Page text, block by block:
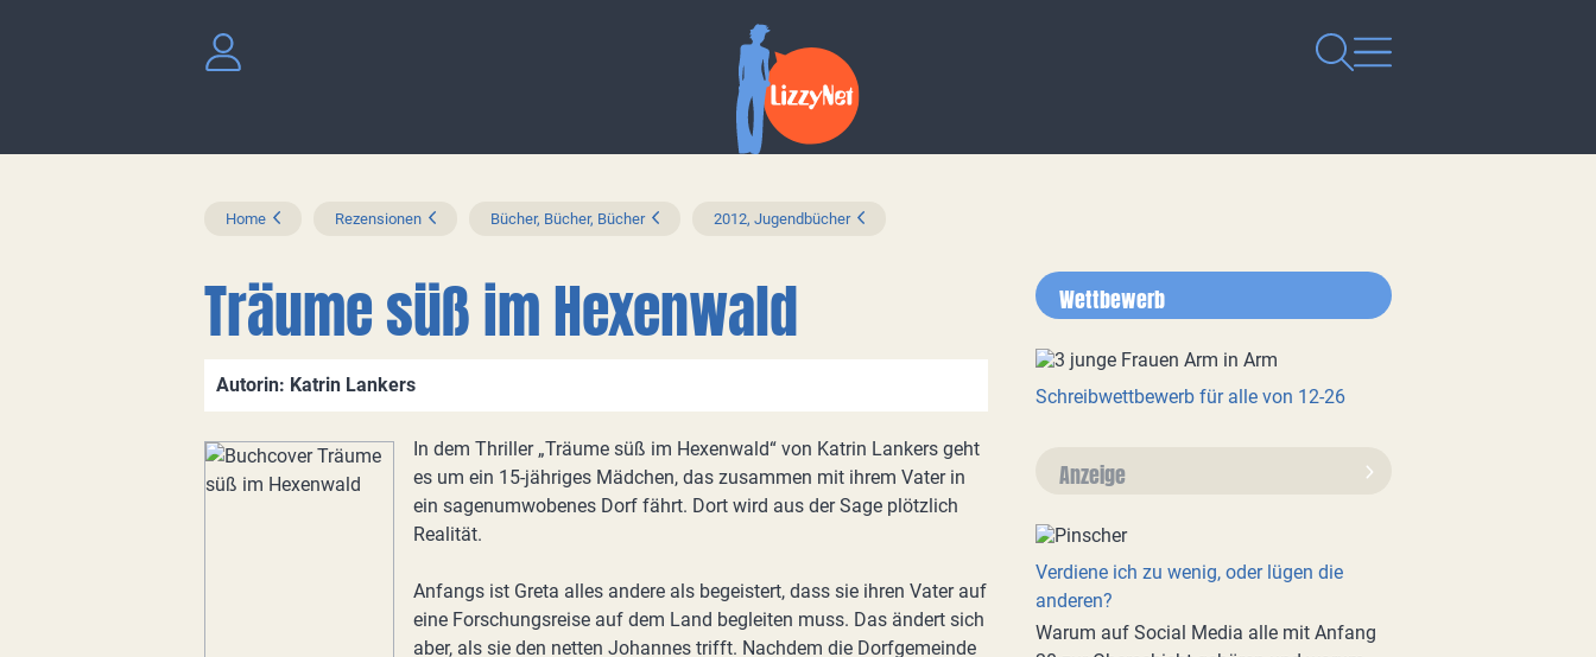
Home Rezensionen Bücher, Bücher, Bücher 2012, Jugendbücher
Träume süß im Hexenwald
Autorin: Katrin Lankers
In dem Thriller „Träume süß im Hexenwald“ von Katrin Lankers geht
es um ein 15-jähriges Mädchen, das zusammen mit ihrem Vater in
ein sagenumwobenes Dorf fährt. Dort wird aus der Sage plötzlich
Realität.
Anfangs ist Greta alles andere als begeistert, dass sie ihren Vater auf
eine Forschungsreise auf dem Land begleiten muss. Das ändert sich
aber, als sie den netten Johannes trifft. Nachdem die Dorfgemeinde
Wettbewerb
Schreibwettbewerb für alle von 12-26
Anzeige
Verdiene ich zu wenig, oder lügen die
anderen?
Warum auf Social Media alle mit Anfang